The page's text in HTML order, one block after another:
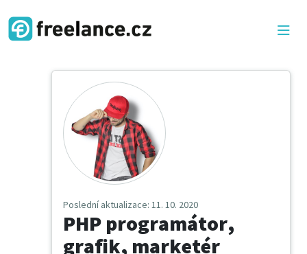
Poslední aktualizace: 11. 10. 2020
PHP programátor,
grafik, marketér